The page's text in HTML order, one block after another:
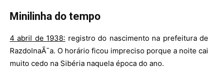
Minilinha do tempo
4 abril de 1938: registro do nascimento na prefeitura de
RazdolnaÃ¯a. O horário ficou impreciso porque a noite cai
muito cedo na Sibéria naquela época do ano.